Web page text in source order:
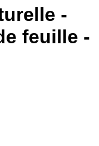
-
feuille -